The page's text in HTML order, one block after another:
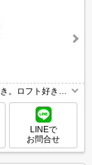
。ロフト好きに
LINEで
お問合せ